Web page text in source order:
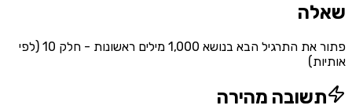
שאלה
פתור את התרגיל הבא בנושא 1,000 מילים ראשונות - חלק 10 (לפי
אותיות)
תשובה מהירה